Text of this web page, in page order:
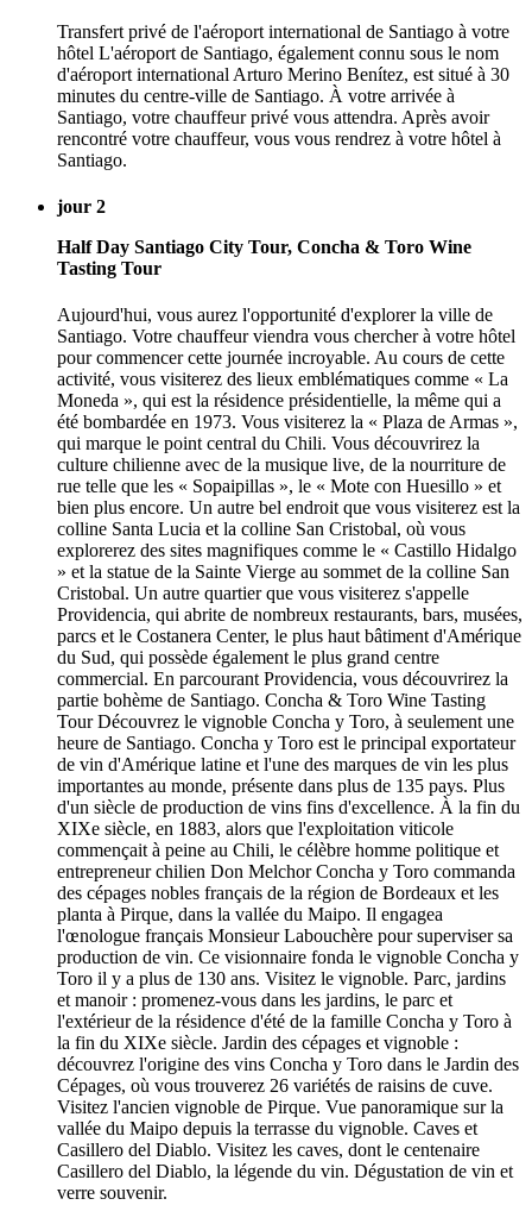
Transfert privé de l'aéroport international de Santiago à votre
hôtel L'aéroport de Santiago, également connu sous le nom
d'aéroport international Arturo Merino Benítez, est situé à 30
minutes du centre-ville de Santiago. À votre arrivée à
Santiago, votre chauffeur privé vous attendra. Après avoir
rencontré votre chauffeur, vous vous rendrez à votre hôtel à
Santiago.
jour 2
Half Day Santiago City Tour, Concha & Toro Wine
Tasting Tour
Aujourd'hui, vous aurez l'opportunité d'explorer la ville de
Santiago. Votre chauffeur viendra vous chercher à votre hôtel
pour commencer cette journée incroyable. Au cours de cette
activité, vous visiterez des lieux emblématiques comme « La
Moneda », qui est la résidence présidentielle, la même qui a
été bombardée en 1973. Vous visiterez la « Plaza de Armas »,
qui marque le point central du Chili. Vous découvrirez la
culture chilienne avec de la musique live, de la nourriture de
rue telle que les « Sopaipillas », le « Mote con Huesillo » et
bien plus encore. Un autre bel endroit que vous visiterez est la
colline Santa Lucia et la colline San Cristobal, où vous
explorerez des sites magnifiques comme le « Castillo Hidalgo
» et la statue de la Sainte Vierge au sommet de la colline San
Cristobal. Un autre quartier que vous visiterez s'appelle
Providencia, qui abrite de nombreux restaurants, bars, musées,
parcs et le Costanera Center, le plus haut bâtiment d'Amérique
du Sud, qui possède également le plus grand centre
commercial. En parcourant Providencia, vous découvrirez la
partie bohème de Santiago. Concha & Toro Wine Tasting
Tour Découvrez le vignoble Concha y Toro, à seulement une
heure de Santiago. Concha y Toro est le principal exportateur
de vin d'Amérique latine et l'une des marques de vin les plus
importantes au monde, présente dans plus de 135 pays. Plus
d'un siècle de production de vins fins d'excellence. À la fin du
XIXe siècle, en 1883, alors que l'exploitation viticole
commençait à peine au Chili, le célèbre homme politique et
entrepreneur chilien Don Melchor Concha y Toro commanda
des cépages nobles français de la région de Bordeaux et les
planta à Pirque, dans la vallée du Maipo. Il engagea
l'œnologue français Monsieur Labouchère pour superviser sa
production de vin. Ce visionnaire fonda le vignoble Concha y
Toro il y a plus de 130 ans. Visitez le vignoble. Parc, jardins
et manoir : promenez-vous dans les jardins, le parc et
l'extérieur de la résidence d'été de la famille Concha y Toro à
la fin du XIXe siècle. Jardin des cépages et vignoble :
découvrez l'origine des vins Concha y Toro dans le Jardin des
Cépages, où vous trouverez 26 variétés de raisins de cuve.
Visitez l'ancien vignoble de Pirque. Vue panoramique sur la
vallée du Maipo depuis la terrasse du vignoble. Caves et
Casillero del Diablo. Visitez les caves, dont le centenaire
Casillero del Diablo, la légende du vin. Dégustation de vin et
verre souvenir.